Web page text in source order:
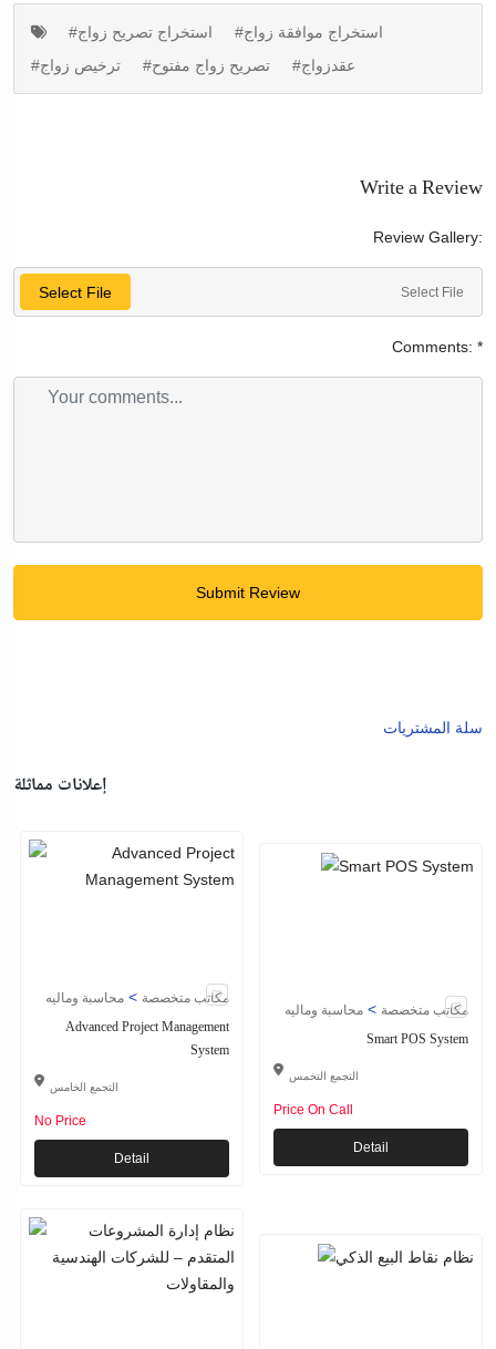
#استخراج تصريح زواج
#استخراج موافقة زواج
#ترخيص زواج
#تصريح زواج مفتوح #عقدزواج
Write a Review
Review Gallery:
Select File Select File
Comments: *
Submit Review
سلة المشتريات
إعلانات مماثلة
مكاتب متخصصة > محاسبة وماليه
Advanced Project Management
System
التجمع الخامس
No Price
Detail
مكاتب متخصصة > محاسبة وماليه
Smart POS System
التجمع التخمس
Price On Call
Detail